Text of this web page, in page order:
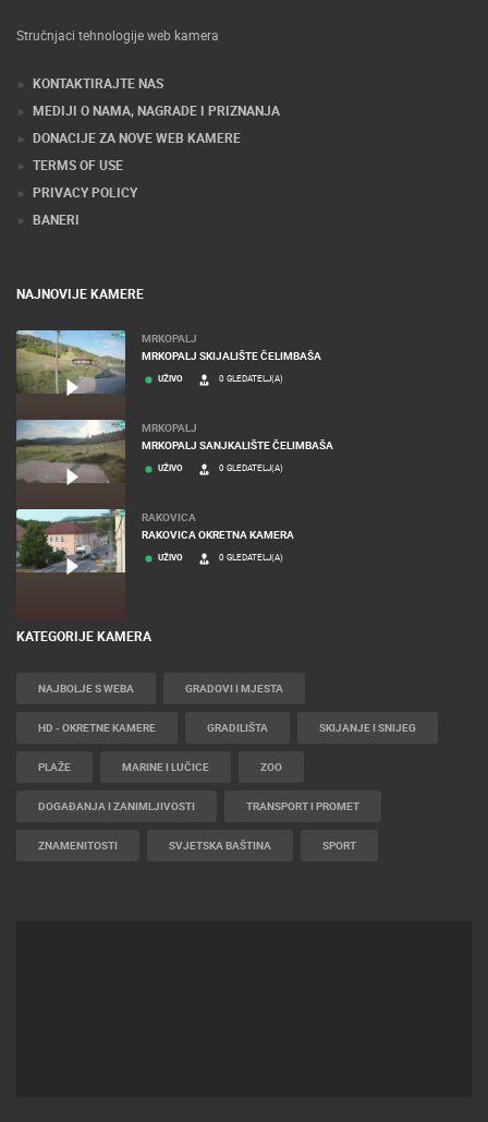
Stručnjaci tehnologije web kamera
KONTAKTIRAJTE NAS
MEDIJI O NAMA, NAGRADE I PRIZNANJA
DONACIJE ZA NOVE WEB KAMERE
TERMS OF USE
PRIVACY POLICY
BANERI
NAJNOVIJE KAMERE
MRKOPALJ
MRKOPALJ SKIJALIŠTE ČELIMBAŠA
UŽIVO 0 GLEDATELJ(A)
MRKOPALJ
MRKOPALJ SANJKALIŠTE ČELIMBAŠA
UŽIVO 0 GLEDATELJ(A)
RAKOVICA
RAKOVICA OKRETNA KAMERA
UŽIVO 0 GLEDATELJ(A)
KATEGORIJE KAMERA
NAJBOLJE S WEBA GRADOVI I MJESTA
HD - OKRETNE KAMERE GRADILIŠTA SKIJANJE I SNIJEG
PLAŽE MARINE I LUČICE ZOO
DOGAĐANJA I ZANIMLJIVOSTI TRANSPORT I PROMET
ZNAMENITOSTI SVJETSKA BAŠTINA SPORT